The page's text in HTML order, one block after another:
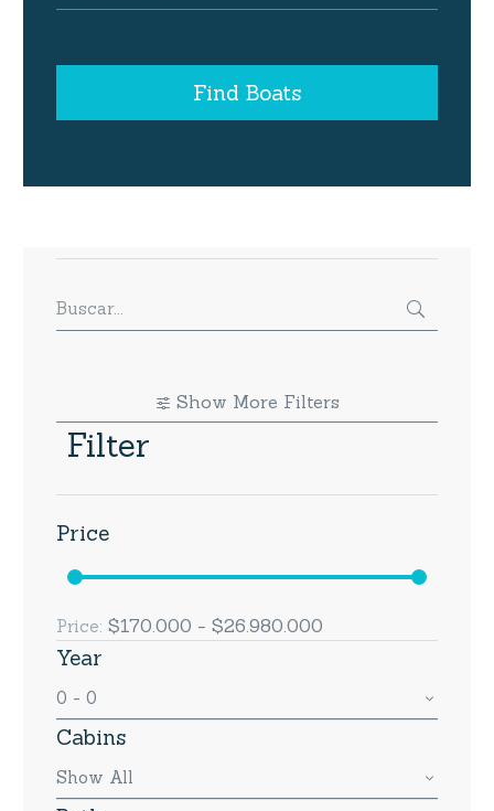
Find Boats
Show More Filters
Filter
Price
Price: $170.000 - $26.980.000
Year
0 - 0
Cabins
Show All